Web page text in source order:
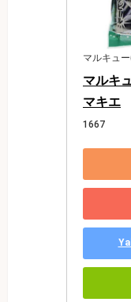
マルキュー
マルキ
マキエ
1667